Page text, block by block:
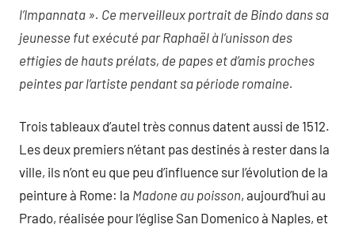
l’Impannata ». Ce merveilleux portrait de Bindo dans sa
jeunesse fut exécuté par Raphaël à l’unisson des
effigies de hauts prélats, de papes et d’amis proches
peintes par l’artiste pendant sa période romaine.
Trois tableaux d’autel très connus datent aussi de 1512.
Les deux premiers n’étant pas destinés à rester dans la
ville, ils n’ont eu que peu d’influence sur l’évolution de la
peinture à Rome: la Madone au poisson, aujourd’hui au
Prado, réalisée pour l’église San Domenico à Naples, et